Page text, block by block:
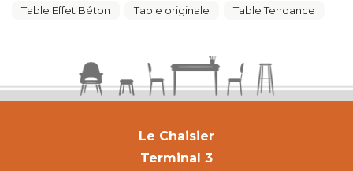
Table Effet Béton
Table originale Table Tendance
Le Chaisier
Terminal 3